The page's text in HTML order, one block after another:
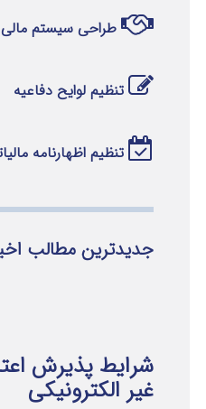
طراحی سیستم مالی
تنظیم لوایح دفاعیه
تنظیم اظهارنامه
جدیدترین مطالب
شرایط پذیرش
غیر الکترونیکی